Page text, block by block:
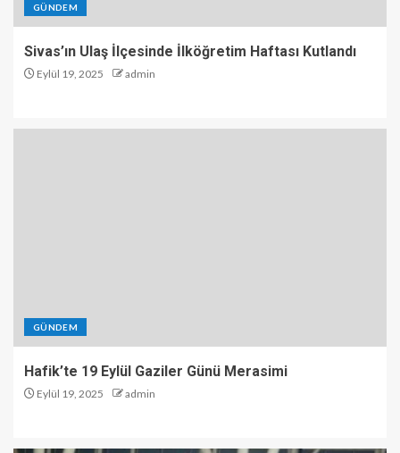
GÜNDEM
Sivas’ın Ulaş İlçesinde İlköğretim Haftası Kutlandı
Eylül 19, 2025 admin
GÜNDEM
Hafik’te 19 Eylül Gaziler Günü Merasimi
Eylül 19, 2025 admin